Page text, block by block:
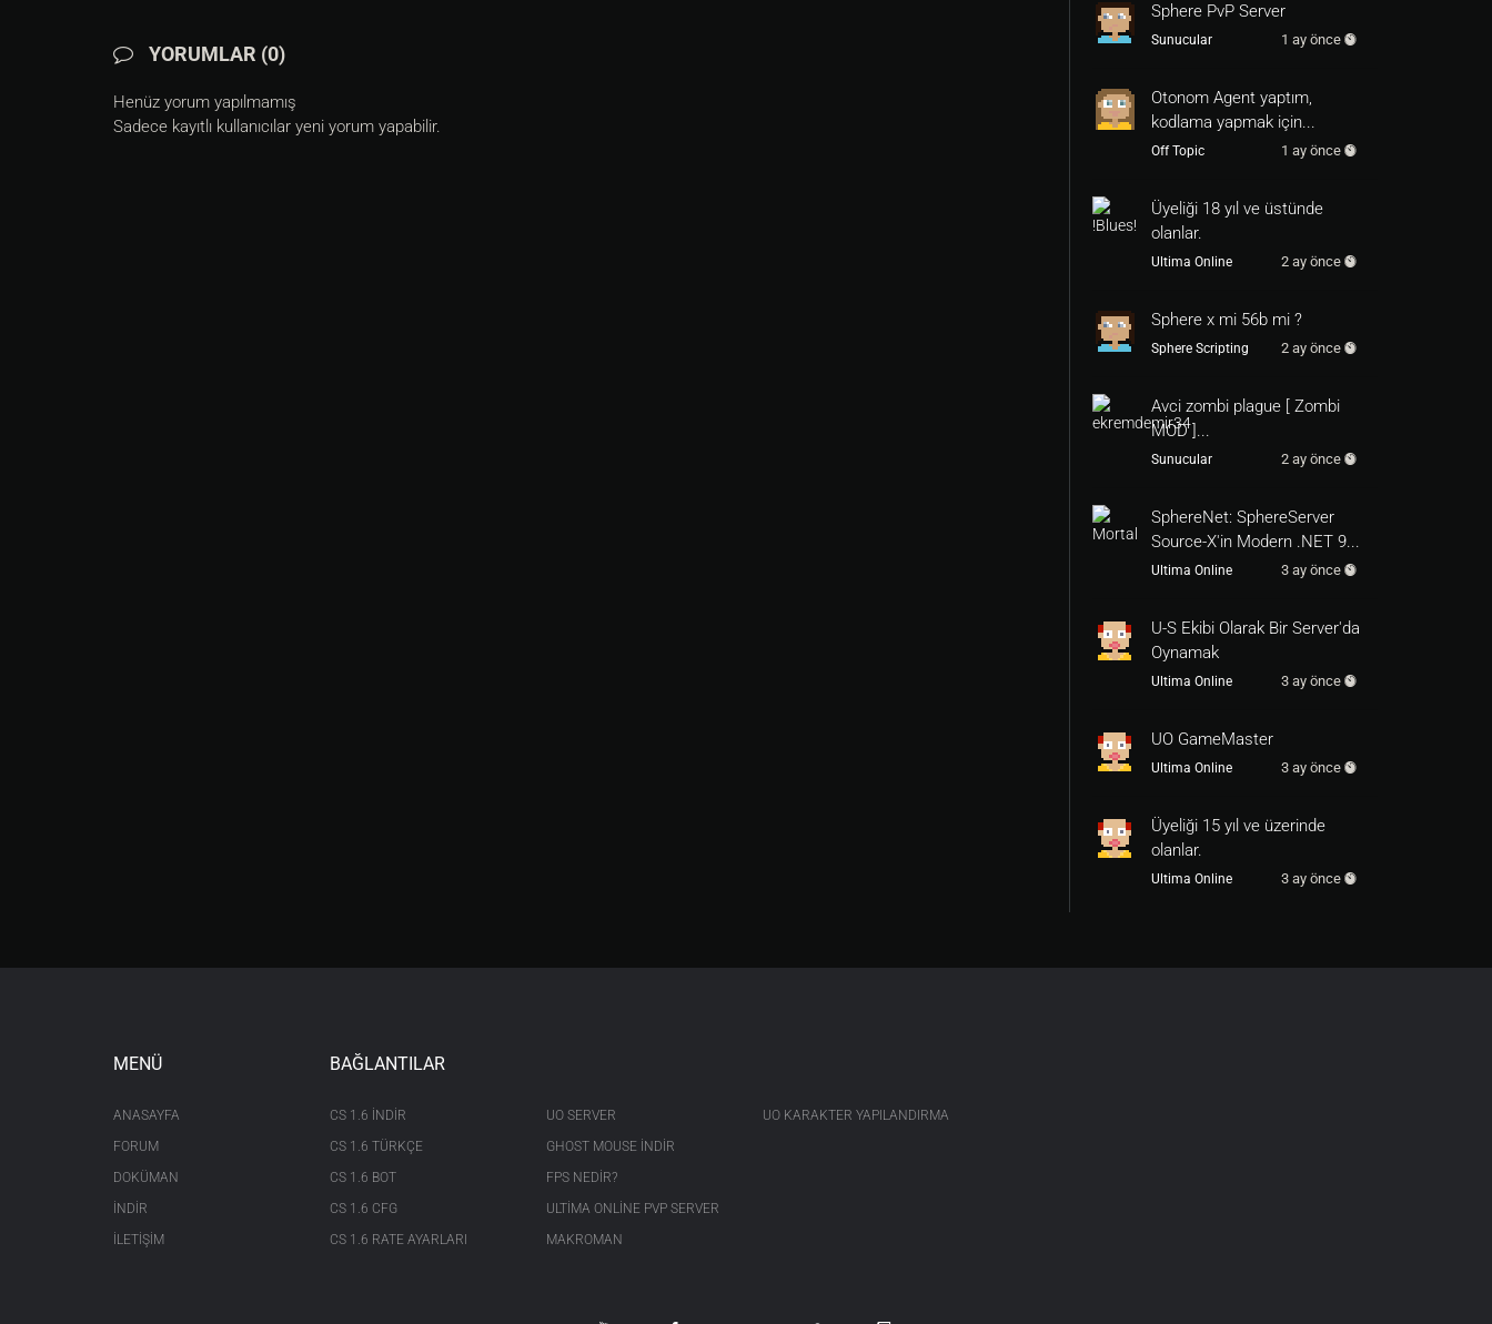
YORUMLAR (0)
Henüz yorum yapılmamış
Sadece kayıtlı kullanıcılar yeni yorum yapabilir.
Sphere PvP Server
Sunucular 1 ay önce
Otonom Agent yaptım,
kodlama yapmak için...
Off Topic 1 ay önce
Üyeliği 18 yıl ve üstünde
olanlar.
Ultima Online 2 ay önce
Sphere x mi 56b mi ?
Sphere Scripting 2 ay önce
Avci zombi plague [ Zombi
MOD ]...
Sunucular 2 ay önce
SphereNet: SphereServer
Source-X'in Modern .NET 9...
Ultima Online 3 ay önce
U-S Ekibi Olarak Bir Server'da
Oynamak
Ultima Online 3 ay önce
UO GameMaster
Ultima Online 3 ay önce
Üyeliği 15 yıl ve üzerinde
olanlar.
Ultima Online 3 ay önce
MENÜ
ANASAYFA
FORUM
DOKÜMAN
İNDİR
İLETİŞİM
BAĞLANTILAR
CS 1.6 INDIR
CS 1.6 TÜRKÇE
CS 1.6 BOT
CS 1.6 CFG
CS 1.6 RATE AYARLARI
UO SERVER
GHOST MOUSE INDIR
FPS NEDIR?
ULTIMA ONLINE PVP SERVER
MAKROMAN
UO KARAKTER YAPILANDIRMA